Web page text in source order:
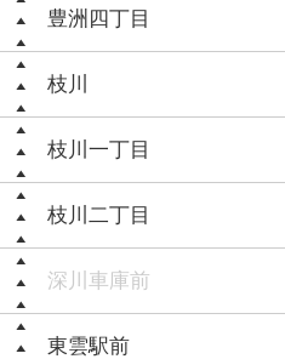
豊洲四丁目
枝川
枝川一丁目
枝川二丁目
深川車庫前
東雲駅前